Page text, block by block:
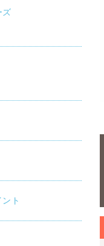
ズ
ト